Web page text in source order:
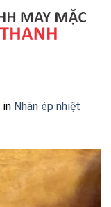
in Nhãn ép nhiệt